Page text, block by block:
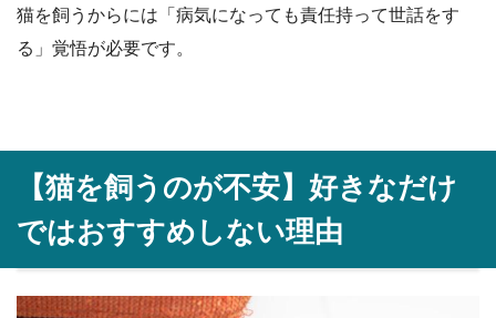
猫を飼うからには「病気になっても責任持って世話をす
る」覚悟が必要です。
【猫を飼うのが不安】好きなだけ
ではおすすめしない理由